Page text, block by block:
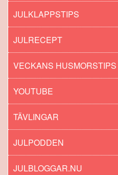
JULKLAPPSTIPS
JULRECEPT
VECKANS HUSMORSTIPS
YOUTUBE
TÄVLINGAR
JULPODDEN
JULBLOGGAR.NU